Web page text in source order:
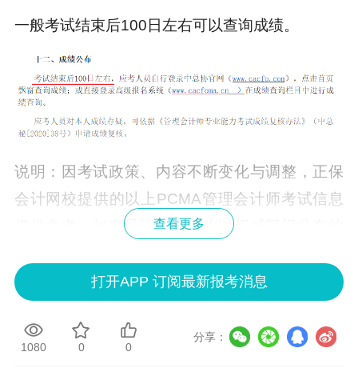
一般考试结束后100日左右可以查询成绩。
说明：因考试政策、内容不断变化与调整，正保
会计网校提供的以上 PCMA管理会计师考试信息
仅供参考，如有异议，请考生以权威部门公布的
更多推荐：
2022高级管理会计师考试时间和报考条件
查看更多
打开APP 订阅最新报考消息
1080 0 0
分享：